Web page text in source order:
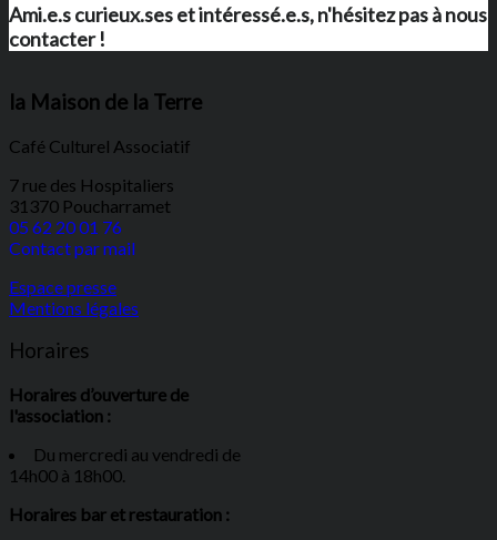
Ami.e.s curieux.ses et intéressé.e.s, n'hésitez pas à nous
contacter !
la Maison de la Terre
Café Culturel Associatif
7 rue des Hospitaliers
31370 Poucharramet
05 62 20 01 76
Contact par mail
Espace presse
Mentions légales
Horaires
Horaires d’ouverture de
l'association :
Du mercredi au vendredi de
14h00 à 18h00.
Horaires bar et restauration :